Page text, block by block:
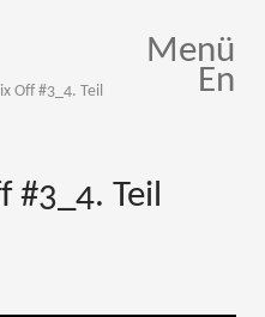
Off #3_4. Teil
Menü
En
#3_4. Teil